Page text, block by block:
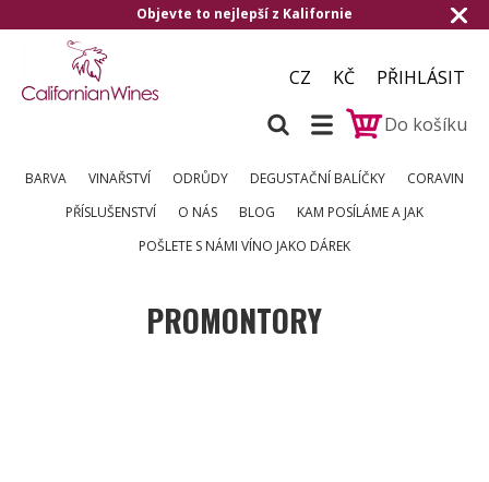
Objevte to nejlepší z Kalifornie
CZ KČ
PŘIHLÁSIT
Do košíku
BARVA VINAŘSTVÍ ODRŮDY DEGUSTAČNÍ BALÍČKY
CORAVIN
PŘÍSLUŠENSTVÍ
O NÁS BLOG
KAM POSÍLÁME A JAK
POŠLETE S NÁMI VÍNO JAKO DÁREK
PROMONTORY